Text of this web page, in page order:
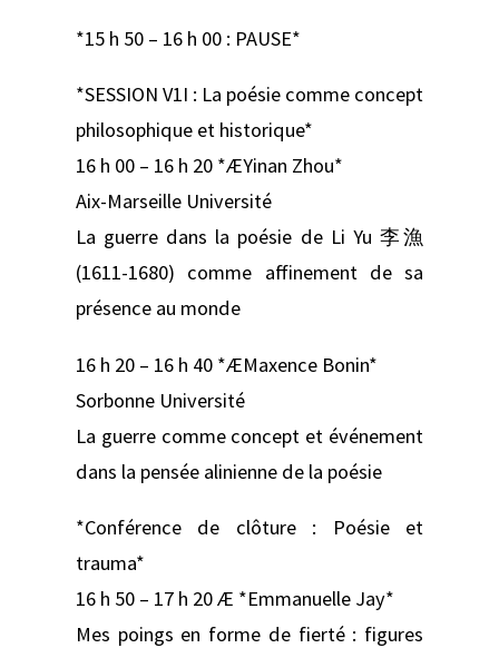
*15 h 50 – 16 h 00 : PAUSE*
*SESSION V1I : La poésie comme concept
philosophique et historique*
16 h 00 – 16 h 20 *ÆYinan Zhou*
Aix-Marseille Université
La guerre dans la poésie de Li Yu 李漁
(1611-1680) comme affinement de sa
présence au monde
16 h 20 – 16 h 40 *ÆMaxence Bonin*
Sorbonne Université
La guerre comme concept et événement
dans la pensée alinienne de la poésie
*Conférence de clôture : Poésie et
trauma*
16 h 50 – 17 h 20 Æ *Emmanuelle Jay*
Mes poings en forme de fierté : figures